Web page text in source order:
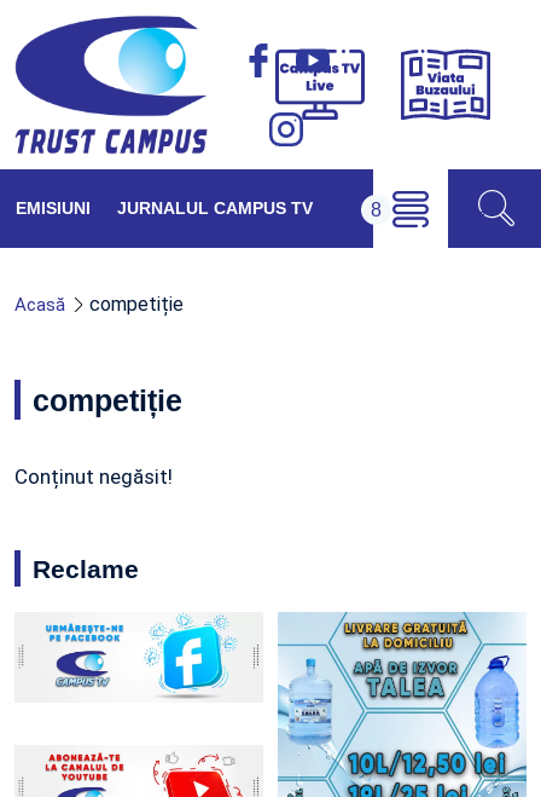
Campus
Viața
EMISIUNI JURNALUL CAMPUS TV
Acasă competiție
competiție
Conținut negăsit!
Reclame